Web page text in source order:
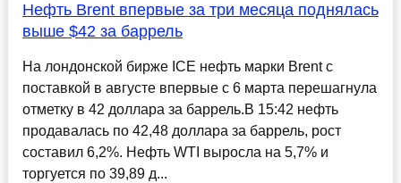
Нефть Brent впервые за три месяца поднялась
выше $42 за баррель
На лондонской бирже ICE нефть марки Brent с
поставкой в августе впервые с 6 марта перешагнула
отметку в 42 доллара за баррель.В 15:42 нефть
продавалась по 42,48 доллара за баррель, рост
составил 6,2%. Нефть WTI выросла на 5,7% и
торгуется по 39,89 д...